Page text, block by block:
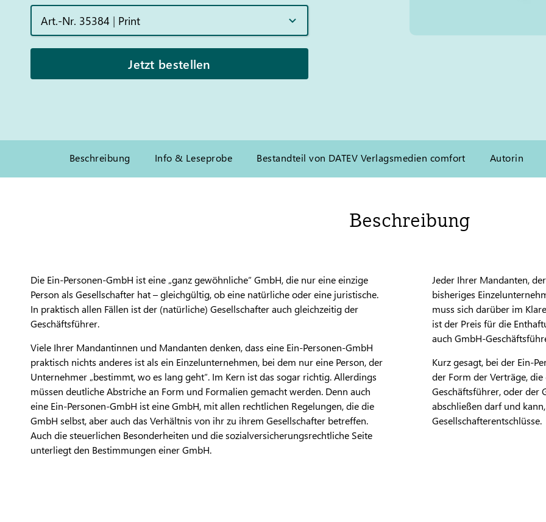
Art.-Nr. 35384 | Print
Jetzt bestellen
Beschreibung Info & Leseprobe Bestandteil von DATEV Verlagsmedien comfort Autorin
Beschreibung
Die Ein-Personen-GmbH ist eine „ganz gewöhnliche“ GmbH, die nur eine einzige
Person als Gesellschafter hat – gleichgültig, ob eine natürliche oder eine juristische.
In praktisch allen Fällen ist der (natürliche) Gesellschafter auch gleichzeitig der
Geschäftsführer.
Viele Ihrer Mandantinnen und Mandanten denken, dass eine Ein-Personen-GmbH
praktisch nichts anderes ist als ein Einzelunternehmen, bei dem nur eine Person, der
Unternehmer „bestimmt, wo es lang geht“. Im Kern ist das sogar richtig. Allerdings
müssen deutliche Abstriche an Form und Formalien gemacht werden. Denn auch
eine Ein-Personen-GmbH ist eine GmbH, mit allen rechtlichen Regelungen, die die
GmbH selbst, aber auch das Verhältnis von ihr zu ihrem Gesellschafter betreffen.
Auch die steuerlichen Besonderheiten und die sozialversicherungsrechtliche Seite
unterliegt den Bestimmungen einer GmbH.
Jeder Ihrer Mandanten,
bisheriges
muss sich darüber im
ist der Preis für die
auch GmbH-
Kurz gesagt, bei der Ein-
der Form der Verträge,
Geschäftsführer, oder der
abschließen darf und
Gesellschafterentschlüsse.